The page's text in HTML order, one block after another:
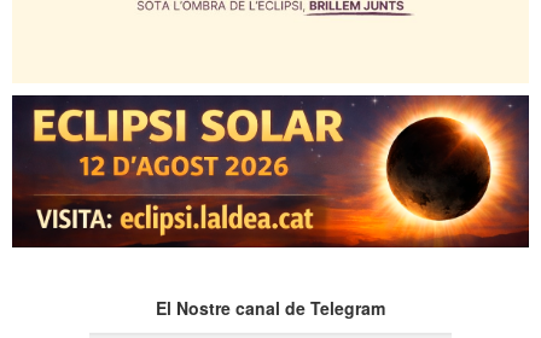
El Nostre canal de Telegram